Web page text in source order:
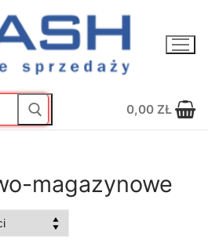
0,00 ZŁ
magazynowe